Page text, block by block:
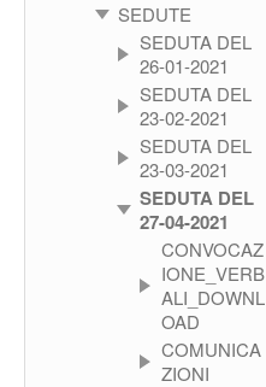
SEDUTE
SEDUTA DEL
26-01-2021
SEDUTA DEL
23-02-2021
SEDUTA DEL
23-03-2021
SEDUTA DEL
27-04-2021
CONVOCAZ
IONE_VERB
ALI_DOWNL
OAD
COMUNICA
ZIONI